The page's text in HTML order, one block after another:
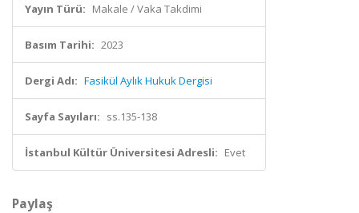
Yayın Türü: Makale / Vaka Takdimi
Basım Tarihi: 2023
Dergi Adı: Fasikül Aylık Hukuk Dergisi
Sayfa Sayıları: ss.135-138
İstanbul Kültür Üniversitesi Adresli: Evet
Paylaş